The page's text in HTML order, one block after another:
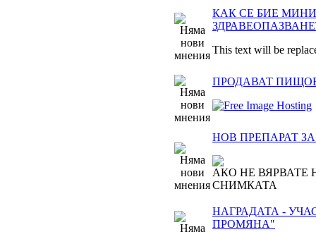
КАК СЕ БИЕ
This text will be
ПРОДАВАТ
НОВ ПРЕПАРАТ
АКО НЕ ВЯРВАТЕ
СНИМКАТА
НАГРАДАТА -
ПРОМЯНА"